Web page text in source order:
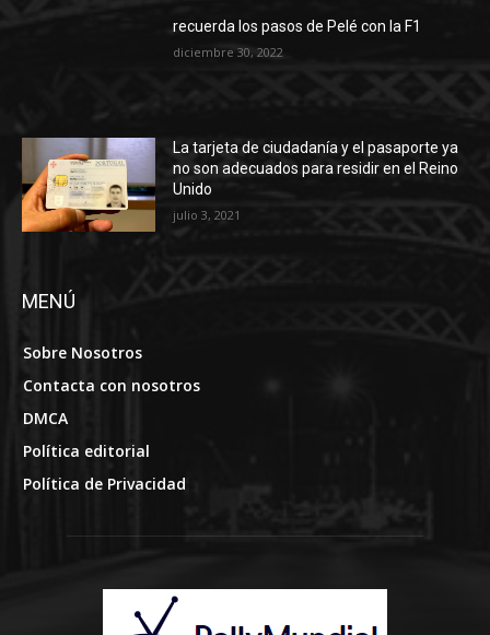
recuerda los pasos de Pelé con la F1
diciembre 30, 2022
La tarjeta de ciudadanía y el pasaporte ya
no son adecuados para residir en el Reino
Unido
julio 3, 2021
MENÚ
Sobre Nosotros
Contacta con nosotros
DMCA
Política editorial
Política de Privacidad